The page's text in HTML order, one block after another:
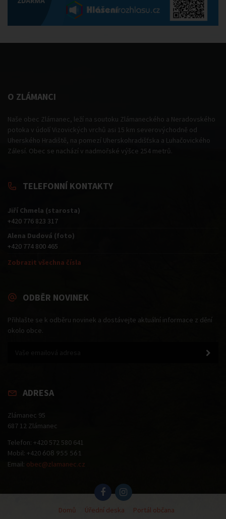
O ZLÁMANCI
Naše obec Zlámanec, leží na soutoku Zlámaneckého a Neradovského
potoka v údolí Vizovických vrchů asi 15 km severovýchodně od
Uherského Hradiště, na pomezí Uherskohradišťska a Luhačovického
Zálesí. Obec se nachází v nadmořské výšce 254 metrů.
TELEFONNÍ KONTAKTY
Jiří Chmela (starosta)
+420 776 823 317
Alena Dudová (foto)
+420 774 800 465
Zobrazit všechna čísla
ODBĚR NOVINEK
Přihlašte se k odběru novinek a dostávejte aktuální informace z dění
okolo obce.
ADRESA
Zlámanec 95
687 12 Zlámanec
Telefon: +420 572 580 641
Mobil: +420 608 955 561
Email: obec@zlamanec.cz
Domů Úřední deska Portál občana